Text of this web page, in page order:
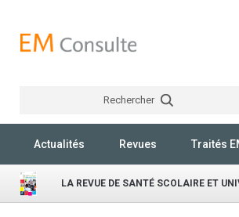
Rechercher
Actualités Revues Traités
LA REVUE DE SANTÉ SCOLAIRE ET